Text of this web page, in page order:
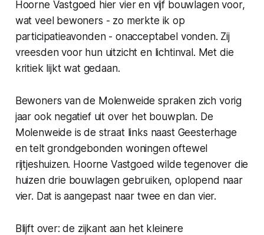
Hoorne Vastgoed hier vier en vijf bouwlagen voor,
wat veel bewoners - zo merkte ik op
participatieavonden - onacceptabel vonden. Zij
vreesden voor hun uitzicht en lichtinval. Met die
kritiek lijkt wat gedaan.
Bewoners van de Molenweide spraken zich vorig
jaar ook negatief uit over het bouwplan. De
Molenweide is de straat links naast Geesterhage
en telt grondgebonden woningen oftewel
rijtjeshuizen. Hoorne Vastgoed wilde tegenover die
huizen drie bouwlagen gebruiken, oplopend naar
vier. Dat is aangepast naar twee en dan vier.
Blijft over: de zijkant aan het kleinere